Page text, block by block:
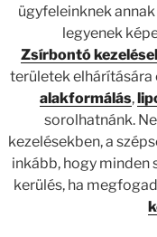
ügyfeleinknek
legyenek
Zsírbontó
területek elhárítására
alakformálás,
sorolhatnánk.
kezelésekben, a
inkább, hogy minden
kerülés, ha